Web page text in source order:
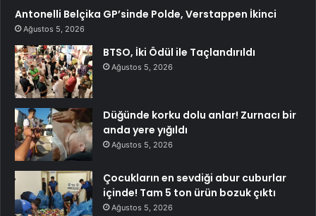
Antonelli Belçika GP’sinde Polde, Verstappen İkinci
Ağustos 5, 2026
BTSO, İki Ödül ile Taçlandırıldı
Ağustos 5, 2026
Düğünde korku dolu anlar! Zurnacı bir
anda yere yığıldı
Ağustos 5, 2026
Çocukların en sevdiği abur cuburlar
içinde! Tam 5 ton ürün bozuk çıktı
Ağustos 5, 2026